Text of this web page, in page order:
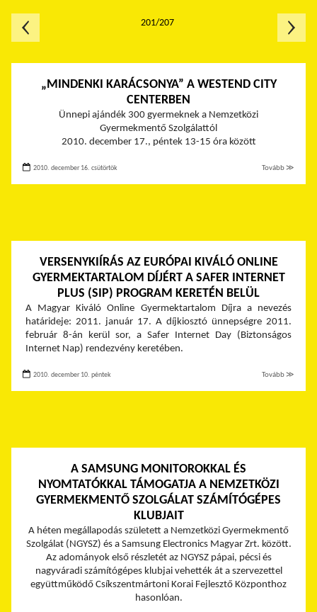
„MINDENKI KARÁCSONYA” A WESTEND CITY
CENTERBEN
Ünnepi ajándék 300 gyermeknek a Nemzetközi
Gyermekmentő Szolgálattól
2010. december 17., péntek 13-15 óra között
2010. december 16. csütörtök Tovább ≫
VERSENYKIÍRÁS AZ EURÓPAI KIVÁLÓ ONLINE
GYERMEKTARTALOM DÍJÉRT A SAFER INTERNET
PLUS (SIP) PROGRAM KERETÉN BELÜL
A Magyar Kiváló Online Gyermektartalom Díjra a nevezés
határideje: 2011. január 17. A díjkiosztó ünnepségre 2011.
február 8-án kerül sor, a Safer Internet Day (Biztonságos
Internet Nap) rendezvény keretében.
2010. december 10. péntek Tovább ≫
A SAMSUNG MONITOROKKAL ÉS
NYOMTATÓKKAL TÁMOGATJA A NEMZETKÖZI
GYERMEKMENTŐ SZOLGÁLAT SZÁMÍTÓGÉPES
KLUBJAIT
A héten megállapodás született a Nemzetközi Gyermekmentő
Szolgálat (NGYSZ) és a Samsung Electronics Magyar Zrt. között.
Az adományok első részletét az NGYSZ pápai, pécsi és
nagyváradi számítógépes klubjai vehették át a szervezettel
együttműködő Csíkszentmártoni Korai Fejlesztő Központhoz
hasonlóan.
201/207